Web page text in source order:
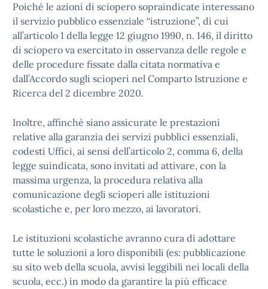
Poiché le azioni di sciopero sopraindicate interessano
il servizio pubblico essenziale “istruzione”, di cui
all’articolo 1 della legge 12 giugno 1990, n. 146, il diritto
di sciopero va esercitato in osservanza delle regole e
delle procedure fissate dalla citata normativa e
dall’Accordo sugli scioperi nel Comparto Istruzione e
Ricerca del 2 dicembre 2020.
Inoltre, affinché siano assicurate le prestazioni
relative alla garanzia dei servizi pubblici essenziali,
codesti Uffici, ai sensi dell’articolo 2, comma 6, della
legge suindicata, sono invitati ad attivare, con la
massima urgenza, la procedura relativa alla
comunicazione degli scioperi alle istituzioni
scolastiche e, per loro mezzo, ai lavoratori.
Le istituzioni scolastiche avranno cura di adottare
tutte le soluzioni a loro disponibili (es: pubblicazione
su sito web della scuola, avvisi leggibili nei locali della
scuola, ecc.) in modo da garantire la più efficace